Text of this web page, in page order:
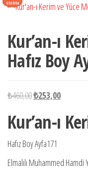
stokta
Kur’an-ı
Hafız Boy
₺460,00Orijinal
₺460,00.
₺253,00Şu
fiyat:
Kur’an-ı
Hafız Boy Ayfa171
Elmalılı Muhammed Hamdi